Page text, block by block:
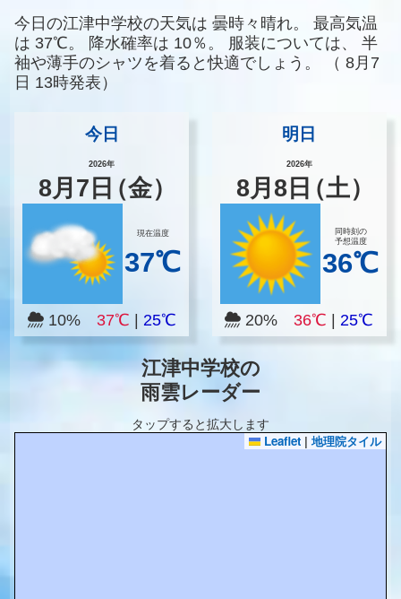
今日の江津中学校の天気は 曇時々晴れ。
最高気温
は 37℃。 降水確率は 10％。 服装については、
半
袖や薄手のシャツを着ると快適でしょう。
（ 8月7
日 13時発表）
今日
2026年
8月 7 日（金）
現在温度
37℃
10% 37℃ 25℃
明日
2026年
8月8 日（土）
同時刻の
予想温度
36℃
20%36℃ |25℃
江津中学校の
雨雲レーダー
タップすると拡大します
Leaflet | 地理院タイル